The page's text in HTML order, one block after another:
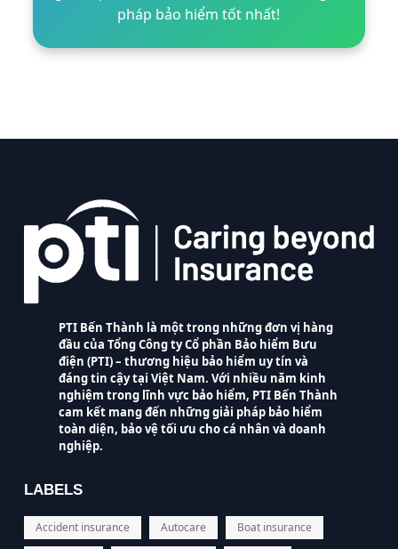
pháp bảo hiểm tốt nhất!
PTI Bến Thành là một trong những đơn vị hàng
đầu của Tổng Công ty Cổ phần Bảo hiểm Bưu
điện (PTI) – thương hiệu bảo hiểm uy tín và
đáng tin cậy tại Việt Nam. Với nhiều năm kinh
nghiệm trong lĩnh vực bảo hiểm, PTI Bến Thành
cam kết mang đến những giải pháp bảo hiểm
toàn diện, bảo vệ tối ưu cho cá nhân và doanh
nghiệp.
LABELS
Accident insurance Autocare
Boat insurance